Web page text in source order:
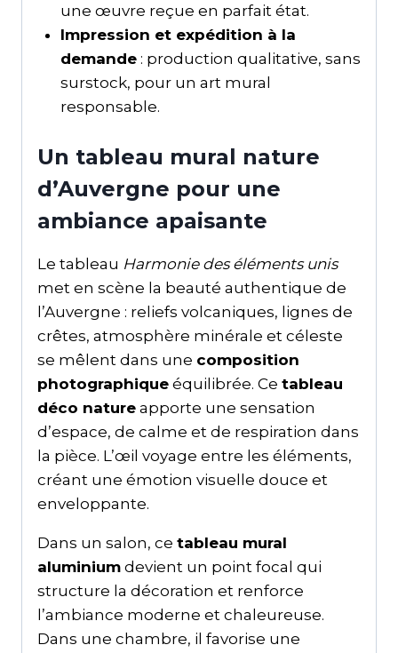
une œuvre reçue en parfait état.
Impression et expédition à la
demande: production qualitative, sans
surstock, pour un art mural
responsable.
Un tableau mural nature
d’Auvergne pour une
ambiance apaisante
Le tableau Harmonie des éléments unis
met en scène la beauté authentique de
l’Auvergne : reliefs volcaniques, lignes de
crêtes, atmosphère minérale et céleste
se mêlent dans une composition
photographique équilibrée. Ce tableau
déco nature apporte une sensation
d’espace, de calme et de respiration dans
la pièce. L’œil voyage entre les éléments,
créant une émotion visuelle douce et
enveloppante.
Dans un salon, ce tableau mural
aluminium devient un point focal qui
structure la décoration et renforce
l’ambiance moderne et chaleureuse.
Dans une chambre, il favorise une